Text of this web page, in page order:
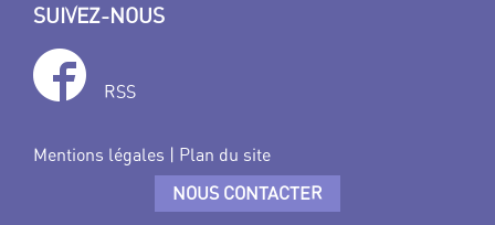
SUIVEZ-NOUS
RSS
Mentions légales | Plan du site
NOUS CONTACTER